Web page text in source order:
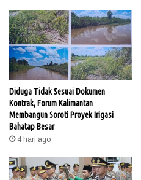
Diduga Tidak Sesuai Dokumen
Kontrak, Forum Kalimantan
Membangun Soroti Proyek Irigasi
Bahatap Besar
4 hari ago